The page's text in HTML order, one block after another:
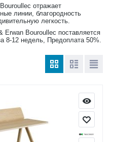
отражает
линии, благородность
легкость.
Erwan Bouroullec поставляется
8-12 недель, Предоплата 50%.